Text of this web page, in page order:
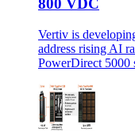
800 VDC
Vertiv is
address rising AI
PowerDirect 5000